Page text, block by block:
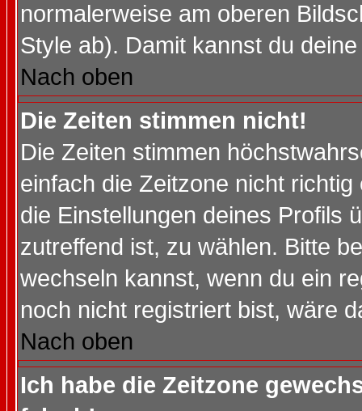
normalerweise am oberen
Style ab). Damit kannst du
Nach oben
Die Zeiten stimmen nicht!
Die Zeiten stimmen
einfach die Zeitzone nicht
die Einstellungen deines Profils
zutreffend ist, zu wählen. Bitte
wechseln kannst, wenn du ein
noch nicht registriert bist, wäre
Nach oben
Ich habe die Zeitzone